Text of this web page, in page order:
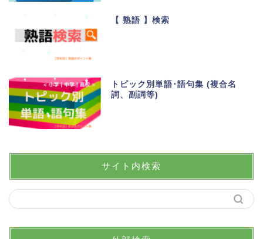
【 熟語 】検索
トピック別単語･語句集 (複合名
詞、副詞等)
サイト内検索